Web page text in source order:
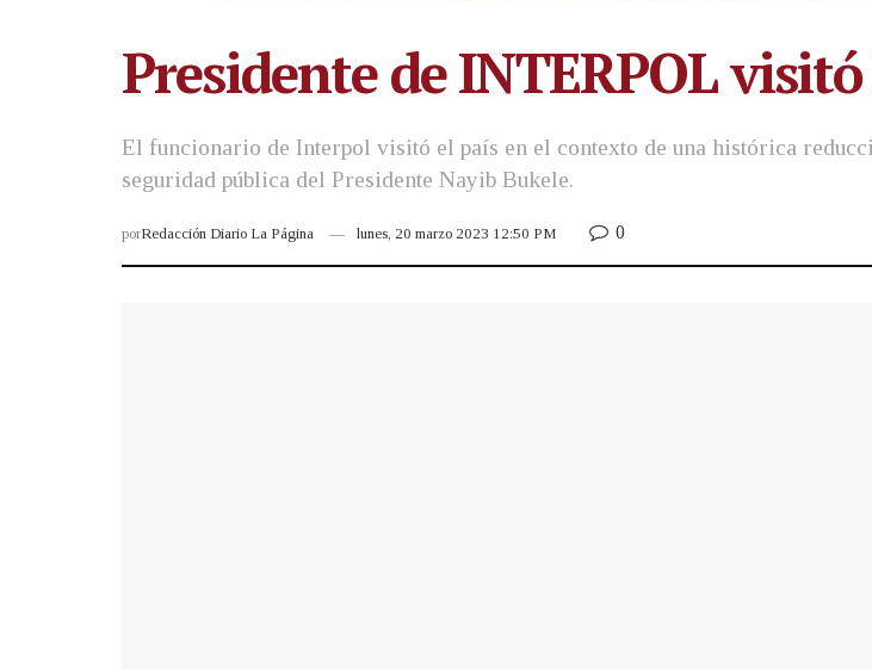
Presidente de INTERPOL
El funcionario de Interpol visitó el país en el contexto de una histórica
seguridad pública del Presidente Nayib Bukele.
porRedacción Diario La Página lunes, 20 marzo 2023 12:50 PM 0